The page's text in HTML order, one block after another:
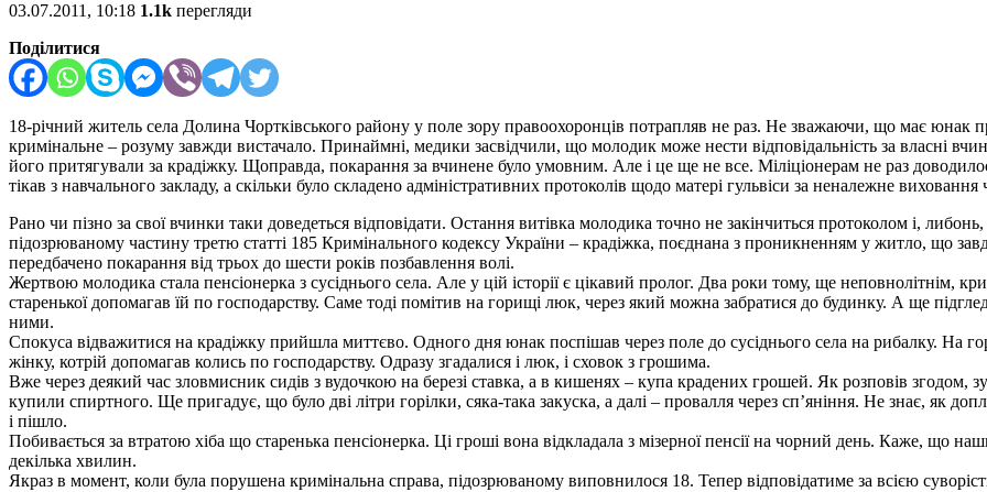
03.07.2011, 10:18 1.1k перегляди
Поділитися
18-річний житель села Долина Чортківського району у поле зору правоохоронців потрапляв не раз. Не зважаючи, що має юнак
кримінальне – розуму завжди вистачало. Принаймні, медики засвідчили, що молодик може нести відповідальність за власні
його притягували за крадіжку. Щоправда, покарання за вчинене було умовним. Але і це ще не все. Міліціонерам не раз
тікав з навчального закладу, а скільки було складено адміністративних протоколів щодо матері гульвіси за неналежне виховання
Рано чи пізно за свої вчинки таки доведеться відповідати. Остання витівка молодика точно не закінчиться протоколом і,
підозрюваному частину третю статті 185 Кримінального кодексу України – крадіжка, поєднана з проникненням у житло, що
передбачено покарання від трьох до шести років позбавлення волі.
Жертвою молодика стала пенсіонерка з сусіднього села. Але у цій історії є цікавий пролог. Два роки тому, ще неповнолітнім,
старенької допомагав їй по господарству. Саме тоді помітив на горищі люк, через який можна забратися до будинку. А ще
ними.
Спокуса відважитися на крадіжку прийшла миттєво. Одного дня юнак поспішав через поле до сусіднього села на рибалку. На
жінку, котрій допомагав колись по господарству. Одразу згадалися і люк, і сховок з грошима.
Вже через деякий час зловмисник сидів з вудочкою на березі ставка, а в кишенях – купа крадених грошей. Як розповів згодом,
купили спиртного. Ще пригадує, що було дві літри горілки, сяка-така закуска, а далі – провалля через сп’яніння. Не знає, як
і пішло.
Побивається за втратою хіба що старенька пенсіонерка. Ці гроші вона відкладала з мізерної пенсії на чорний день. Каже, що
декілька хвилин.
Якраз в момент, коли була порушена кримінальна справа, підозрюваному виповнилося 18. Тепер відповідатиме за всією